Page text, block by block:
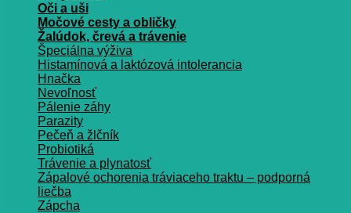
Oči a uši
Močové cesty a obličky
Žalúdok, črevá a trávenie
Špeciálna výživa
Histamínová a laktózová intolerancia
Hnačka
Nevoľnosť
Pálenie záhy
Parazity
Pečeň a žlčník
Probiotiká
Trávenie a plynatosť
Zápalové ochorenia tráviaceho traktu – podporná
liečba
Zápcha